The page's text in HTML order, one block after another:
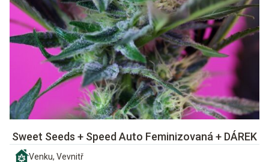
Sweet Seeds + Speed Auto Feminizovaná + DÁREK
Venku, Vevnitř